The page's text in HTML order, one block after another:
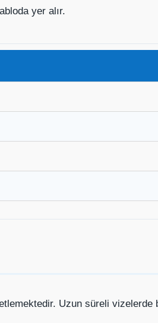
yer alır.
Uzun süreli vizelerde